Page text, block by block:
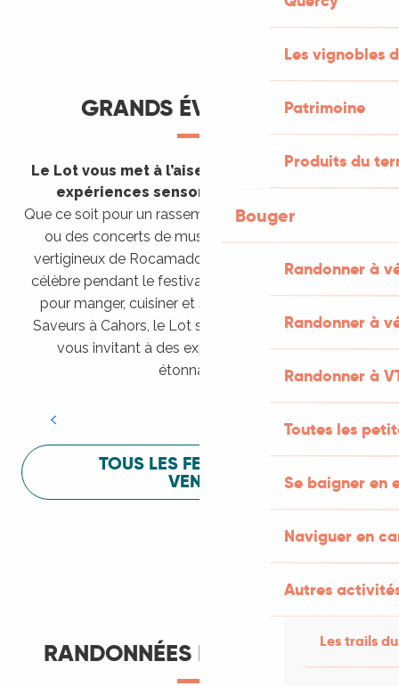
Les vignobles
Patrimoine
Produits du
Bouger
Randonner à
Randonner à
Randonner à
Toutes les
Se baigner en
Naviguer en
Autres
Les trails
GRANDS ÉVÈNEMENTS
Le Lot vous met à l’aise en vous invitant à des
expériences sensorielles étonnantes !
Que ce soit pour un rassemblement de montgolfières
ou des concerts de musique sacrée dans le site
vertigineux de Rocamadour, pour écouter un opéra
célèbre pendant le festival de Saint-Céré ou encore
pour manger, cuisiner et s’amuser pendant Lot of
Saveurs à Cahors, le Lot sait vous mettre à l’aise en
vous invitant à des expériences sensorielles
étonnantes !
Festival Lot of Saveurs
TOUS LES FESTIVALS À
VENIR
RANDONNÉES ET ITINÉRANCE